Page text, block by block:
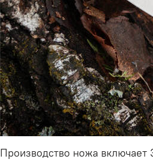
Производство ножа включает